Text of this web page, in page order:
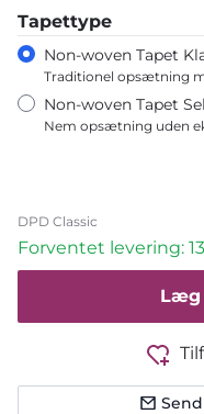
Tapettype
Non-woven Tapet
Traditionel opsætning
Non-woven Tapet
Nem opsætning uden
DPD Classic
Forventet levering:
Læg